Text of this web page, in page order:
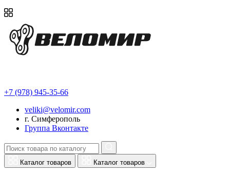
+7 (978) 945-35-66
veliki@velomir.com
г. Симферополь
Группа Вконтакте
Каталог товаров Каталог товаров